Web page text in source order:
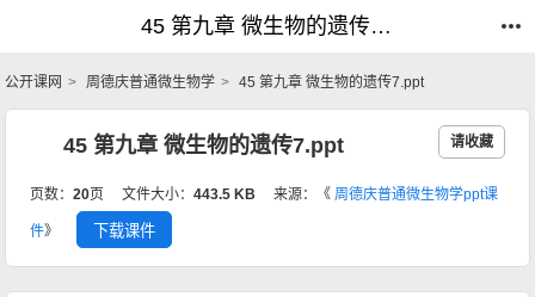
45 第九章 微生物的遗传7.ppt_普通微生物学_公开课网
45 第九章 微生物的遗传7.ppt_普通微生物学_公开课网
公开课网 周德庆普通微生物学 45 第九章 微生物的遗传7.ppt
45 第九章 微生物的遗传7.ppt 请收藏
页数：20页 文件大小：443.5 KB 来源：《周德庆普通微生物学ppt课
件》 下载课件